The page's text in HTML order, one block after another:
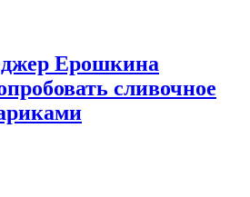
Ерошкина
сливочное